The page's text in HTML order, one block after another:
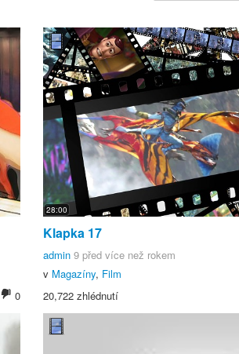
0
28:00
Klapka 17
admin 9 před více než rokem
v Magazíny, Film
20,722 zhlédnutí